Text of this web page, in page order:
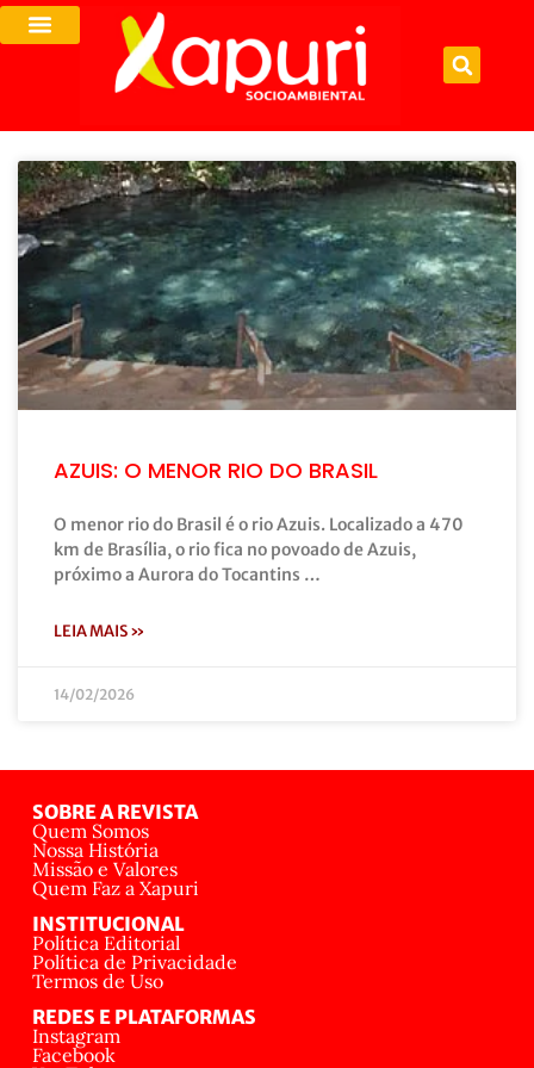
AZUIS: O MENOR RIO DO BRASIL
O menor rio do Brasil é o rio Azuis. Localizado a 470
km de Brasília, o rio fica no povoado de Azuis,
próximo a Aurora do Tocantins …
LEIA MAIS »
14/02/2026
SOBRE A REVISTA
Quem Somos
Nossa História
Missão e Valores
Quem Faz a Xapuri
INSTITUCIONAL
Política Editorial
Política de Privacidade
Termos de Uso
REDES E PLATAFORMAS
Instagram
Facebook